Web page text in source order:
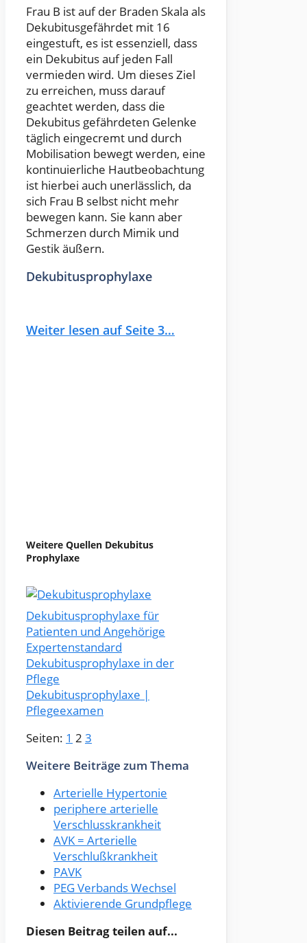
Frau B ist auf der Braden Skala als
Dekubitusgefährdet mit 16
eingestuft, es ist essenziell, dass
ein Dekubitus auf jeden Fall
vermieden wird. Um dieses Ziel
zu erreichen, muss darauf
geachtet werden, dass die
Dekubitus gefährdeten Gelenke
täglich eingecremt und durch
Mobilisation bewegt werden, eine
kontinuierliche Hautbeobachtung
ist hierbei auch unerlässlich, da
sich Frau B selbst nicht mehr
bewegen kann. Sie kann aber
Schmerzen durch Mimik und
Gestik äußern.
Dekubitusprophylaxe
Weiter lesen auf Seite 3…
Weitere Quellen Dekubitus
Prophylaxe
Dekubitusprophylaxe für
Patienten und Angehörige
Expertenstandard
Dekubitusprophylaxe in der
Pflege
Dekubitusprophylaxe |
Pflegeexamen
Seiten: 1 2 3
Weitere Beiträge zum Thema
Arterielle Hypertonie
periphere arterielle
Verschlusskrankheit
AVK = Arterielle
Verschlußkrankheit
PAVK
PEG Verbands Wechsel
Aktivierende Grundpflege
Diesen Beitrag teilen auf...